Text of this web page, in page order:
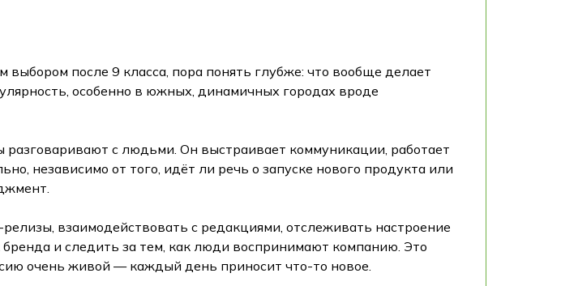
после 9 класса, пора понять глубже: что вообще делает
особенно в южных, динамичных городах вроде
с людьми. Он выстраивает коммуникации, работает
независимо от того, идёт ли речь о запуске нового продукта или
взаимодействовать с редакциями, отслеживать настроение
и следить за тем, как люди воспринимают компанию. Это
очень живой — каждый день приносит что-то новое.